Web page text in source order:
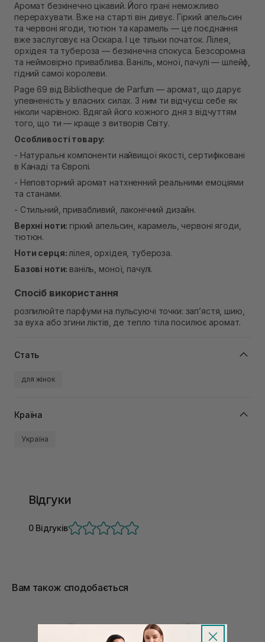
Аромат безкінечно цікавий. Його грані неможливо
перерахувати. Вже на старті він дивує. Гіркий апельсин
та червоні ягоди, тютюн та карамель — це поєднання
вже заслуговує на Оскара. І це тільки початок. Лілея,
орхідея та тубероза — безкінечна спокуса. Безсоромна
та неймовірно приваблива. Ваніль, моної, пачулі — шлейф,
гідний самої королеви.
Page 69 від Bibliotheque de Parfum — аромат, що дарує
упевненість у власних силах. З ним ти відчуєш себе як
ніколи чарівною. Вдягай його кожного дня з відчуттям
того, що ти — краще з витворів Світу.
Особливості товару:
- Натуральні компоненти найвищої якості, сертифіковані
в Канаді та Європі.
- Неповторний аромат натхненний реальними емоціями
та станами.
- Стильний, привабливий, лаконічний дизайн.
Верхні ноти: гіркий апельсин, карамель, червоні ягоди,
тютюн.
Ноти серця: лілея, орхідея, тубероза.
Базові ноти: ваніль, моної, пачулі.
Спосіб використання
розпилюйте парфуми на пульсуючі точки: зап’ястя, шию,
за вуха або згини ліктів, де тепло тіла посилює аромат.
Стать
для жінок
Країна
Україна
Відгуки
0 Відгуків
Вам також сподобається